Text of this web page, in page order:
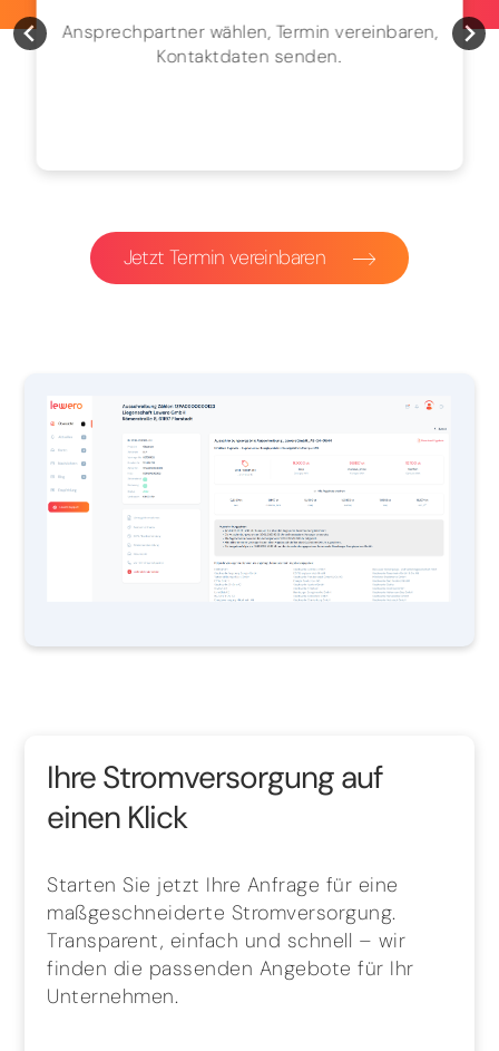
Ansprechpartner wählen, Termin vereinbaren,
Kontaktdaten senden.
Jetzt Termin vereinbaren
Ihre Stromversorgung auf
einen Klick
Starten Sie jetzt Ihre Anfrage für eine
maßgeschneiderte Stromversorgung.
Transparent, einfach und schnell – wir
finden die passenden Angebote für Ihr
Unternehmen.